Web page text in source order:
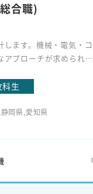
合職)
ます。機械・電気・コ
アプローチが求められる
は異なる
生
岡県,愛知県